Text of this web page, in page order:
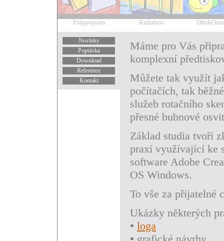
Polypropylen Knihařství Dětské
Novinky
Poptávka
Download
Reference
Kontakt
Máme pro Vás
komplexní
Můžete tak využít
počítačích, tak
služeb rotačního
přesné bubnové
Základ studia tvoří
praxí využívající ke
software Adobe
OS Windows.
To vše za přijatelné
Ukázky některých
▪ loga